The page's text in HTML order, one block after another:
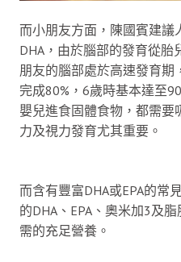
而小朋友方面，陳國賓建議
DHA，由於腦部的發育從
朋友的腦部處於高速發育
完成80%，6歲時基本達至
嬰兒進食固體食物，都需要
力及視力發育尤其重要。
而含有豐富DHA或EPA的常
的DHA、EPA、奧米加3及
需的充足營養。